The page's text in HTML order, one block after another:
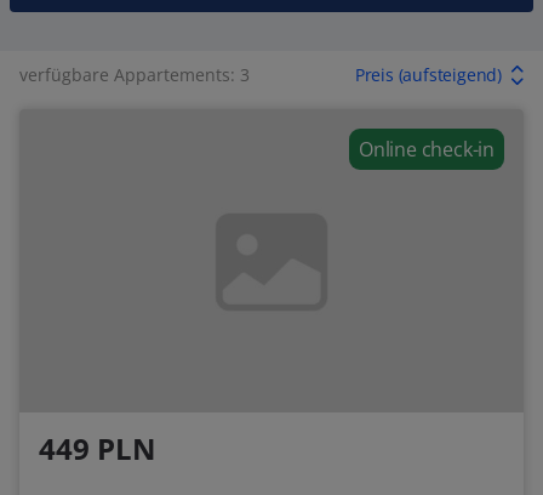
verfügbare Appartements: 3 Preis (aufsteigend)
Online check-in
449 PLN